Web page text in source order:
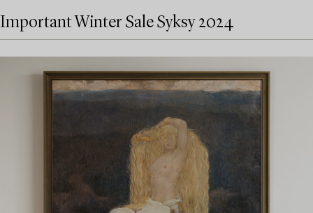
Important Winter Sale Syksy 2024